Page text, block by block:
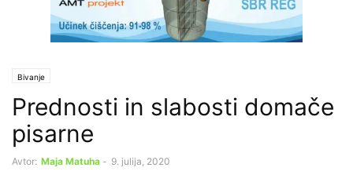
Bivanje
Prednosti in slabosti domače
pisarne
Avtor: Maja Matuha - 9. julija, 2020